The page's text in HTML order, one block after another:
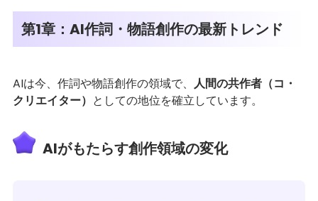
第1章：AI作詞・物語創作の最新トレンド
AIは今、作詞や物語創作の領域で、 人間の共作者（コ・
クリエイター） としての地位を確立しています。
AIがもたらす創作領域の変化